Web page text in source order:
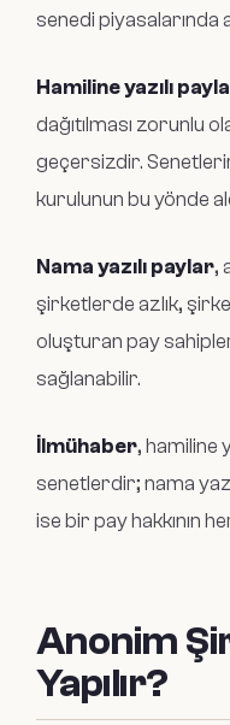
senedi piyasalarında
Hamiline yazılı
dağıtılması zorunlu
geçersizdir.
kurulunun bu yönde
Nama yazılı paylar,
şirketlerde azlık,
oluşturan pay
sağlanabilir.
İlmühaber, hamiline
senetlerdir; nama
ise bir pay hakkının
Anonim
Yapılır?